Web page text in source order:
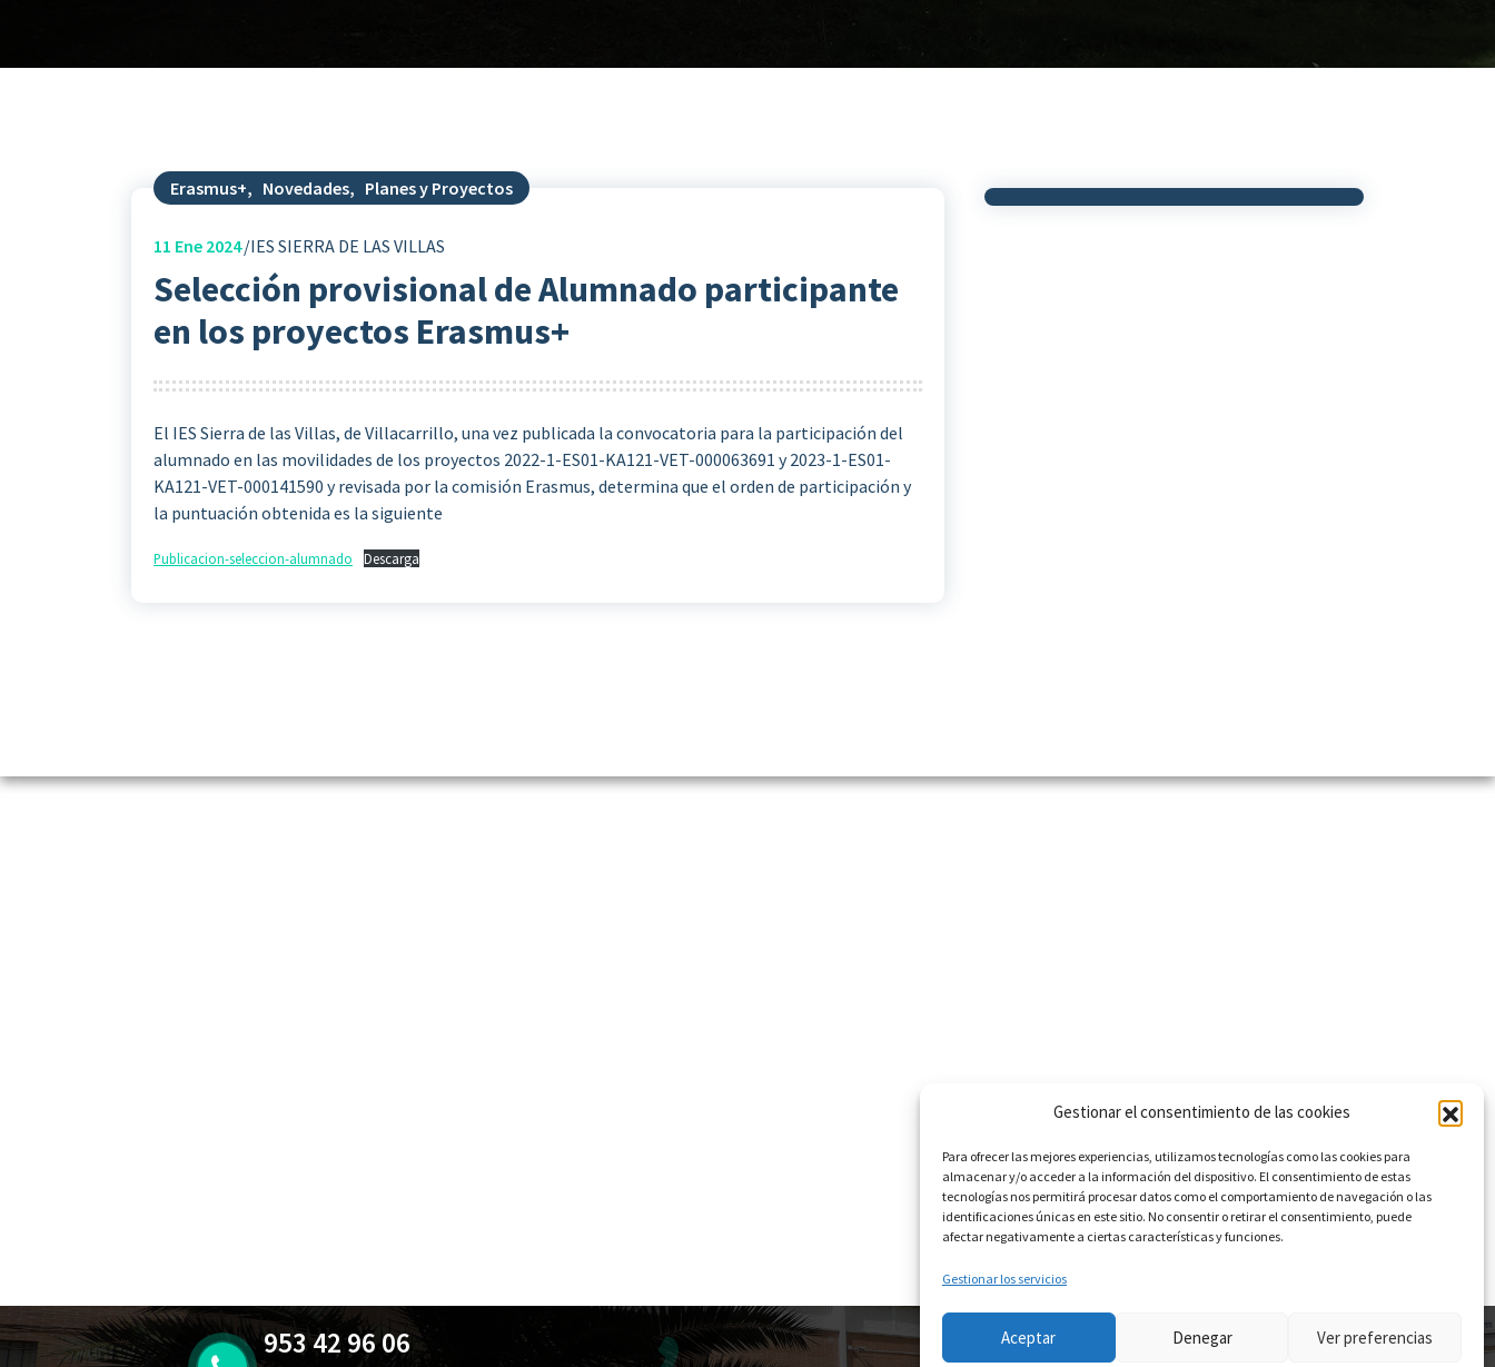
Gestionar el consentimiento de las cookies
Para ofrecer las mejores experiencias, utilizamos tecnologías como las cookies para
almacenar y/o acceder a la información del dispositivo. El consentimiento de estas
tecnologías nos permitirá procesar datos como el comportamiento de navegación o las
identificaciones únicas en este sitio. No consentir o retirar el consentimiento, puede
afectar negativamente a ciertas características y funciones.
Gestionar los servicios
Aceptar Denegar Ver preferencias
Erasmus+, Novedades, Planes y Proyectos
11 Ene 2024 IES SIERRA DE LAS VILLAS
Selección provisional de Alumnado participante
en los proyectos Erasmus+
El IES Sierra de las Villas, de Villacarrillo, una vez publicada la convocatoria para la participación del
alumnado en las movilidades de los proyectos 2022-1-ES01-KA121-VET-000063691 y 2023-1-ES01-
KA121-VET-000141590 y revisada por la comisión Erasmus, determina que el orden de participación y
la puntuación obtenida es la siguiente
Publicacion-seleccion-alumnado Descarga
953 42 96 06